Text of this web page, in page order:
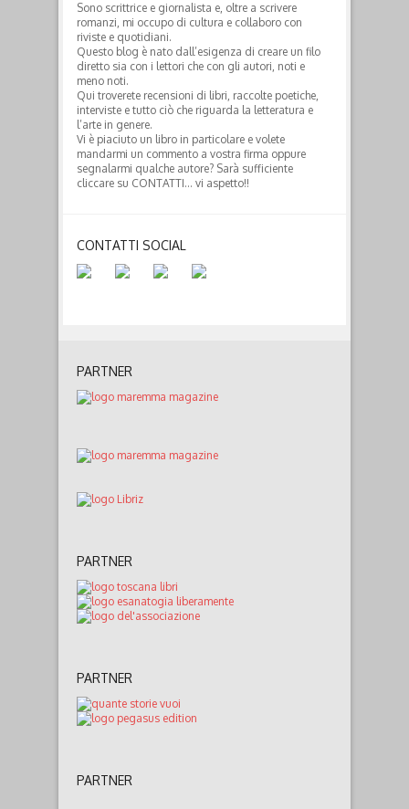
Sono scrittrice e giornalista e, oltre a scrivere
romanzi, mi occupo di cultura e collaboro con
riviste e quotidiani.
Questo blog è nato dall’esigenza di creare un filo
diretto sia con i lettori che con gli autori, noti e
meno noti.
Qui troverete recensioni di libri, raccolte poetiche,
interviste e tutto ciò che riguarda la letteratura e
l’arte in genere.
Vi è piaciuto un libro in particolare e volete
mandarmi un commento a vostra firma oppure
segnalarmi qualche autore? Sarà sufficiente
cliccare su CONTATTI… vi aspetto!!
CONTATTI SOCIAL
PARTNER
PARTNER
PARTNER
PARTNER